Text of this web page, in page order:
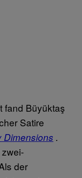
fand Büyüktaş
Satire
Dimensions .
der